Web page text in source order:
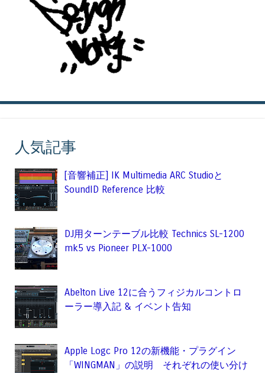
人気記事
[音響補正] IK Multimedia ARC Studioと
SoundID Reference 比較
DJ用ターンテーブル比較 Technics SL-1200
mk5 vs Pioneer PLX-1000
Abelton Live 12に合うフィジカルコントロ
ーラー導入記 & イベント告知
Apple Logc Pro 12の新機能・プラグイン
「WINGMAN」の説明 それぞれの使い分け